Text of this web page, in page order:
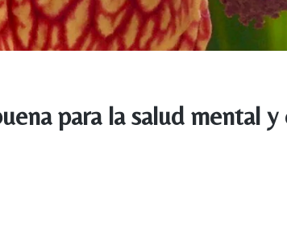
para la salud mental y